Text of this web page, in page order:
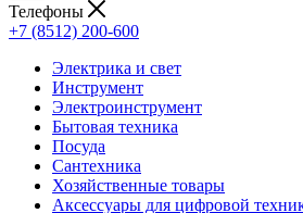
Телефоны
+7 (8512) 200-600
Электрика и свет
Инструмент
Электроинструмент
Бытовая техника
Посуда
Сантехника
Хозяйственные товары
Аксессуары для цифровой